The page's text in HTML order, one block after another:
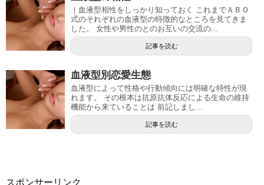
｜血液型相性をしっかり知っておく これまでＡＢＯ
式のそれぞれの血液型の特徴的なところを見てきま
した。 女性や男性のとのお互いの交流の...
記事を読む
血液型別恋愛生態
血液型によって性格や行動傾向には明確な特性が現
れます。 その根本は抗原抗体反応による生命の維持
機能から来ていることは 前記しまし...
記事を読む
スポンサーリンク